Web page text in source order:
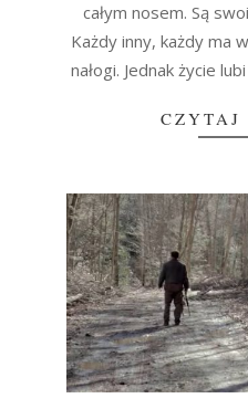
całym nosem. Są
Każdy inny, każdy ma
nałogi. Jednak życie